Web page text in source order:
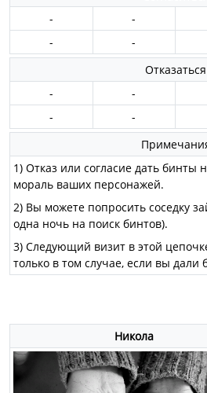
-
-
-
-
Отказаться
-
-
-
-
1) Отказ или согласие дать бинты
мораль ваших персонажей.
2) Вы можете попросить соседку
одна ночь на поиск бинтов).
3) Следующий визит в этой
только в том случае, если вы дали
Никола